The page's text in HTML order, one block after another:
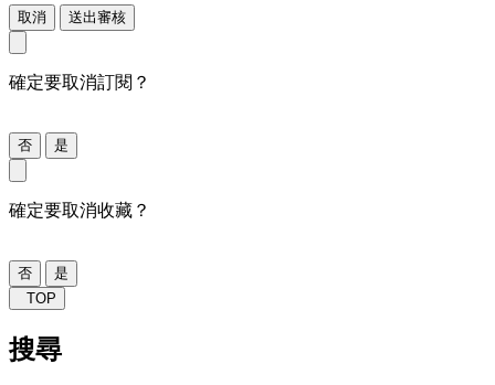
取消 送出審核
確定要取消訂閱？
否 是
確定要取消收藏？
否
是
TOP
搜尋